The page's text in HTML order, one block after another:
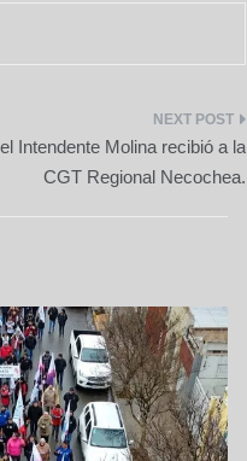
Intendente Molina recibió a la
CGT Regional Necochea.